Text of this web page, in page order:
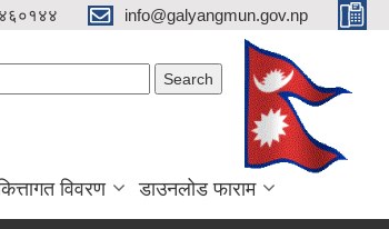
info@galyangmun.gov.np
विवरण डाउनलोड फाराम